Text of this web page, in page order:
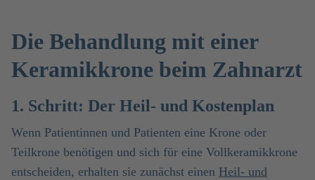
Die Behandlung mit einer
Keramikkrone beim Zahnarzt
1. Schritt: Der Heil- und Kostenplan
Wenn Patientinnen und Patienten eine Krone oder
Teilkrone benötigen und sich für eine Vollkeramikkrone
entscheiden, erhalten sie zunächst einen Heil- und